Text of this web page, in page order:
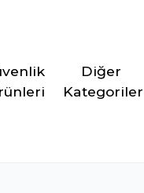
Diğer
Kategoriler